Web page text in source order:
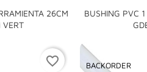
26CM
VERT
BUSHING PVC

favorite_border BACKORDER